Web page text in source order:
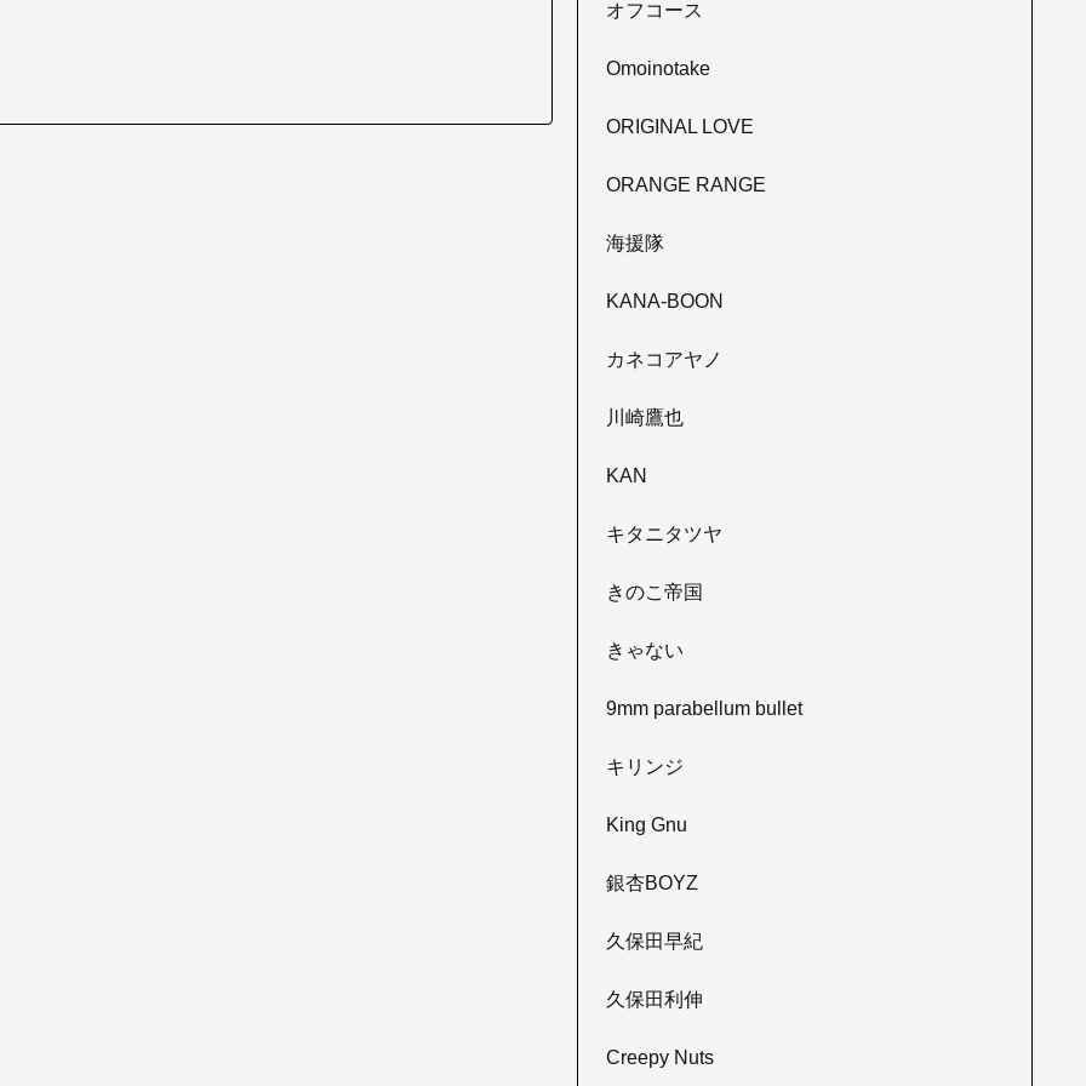
オフコース
Omoinotake
ORIGINAL LOVE
ORANGE RANGE
海援隊
KANA-BOON
カネコアヤノ
川崎鷹也
KAN
キタニタツヤ
きのこ帝国
きゃない
9mm parabellum bullet
キリンジ
King Gnu
銀杏BOYZ
久保田早紀
久保田利伸
Creepy Nuts